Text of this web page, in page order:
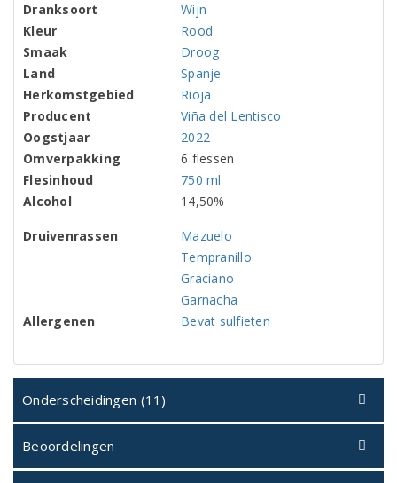
Dranksoort
Wijn
Kleur
Rood
Smaak
Droog
Land
Spanje
Herkomstgebied
Rioja
Producent
Viña del Lentisco
Oogstjaar
2022
Omverpakking
6 flessen
Flesinhoud
750 ml
Alcohol
14,50%
Druivenrassen
Mazuelo
Tempranillo
Graciano
Garnacha
Allergenen
Bevat sulfieten
Onderscheidingen (11)
Beoordelingen